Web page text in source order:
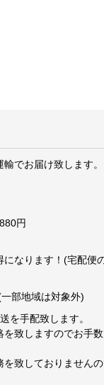
でお届け致します。
円
なります！(宅配便
部地域は対象外)
を手配致します。
致しますのでお手
を致しておりません